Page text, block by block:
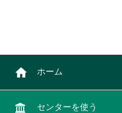
ホーム
センターを使う